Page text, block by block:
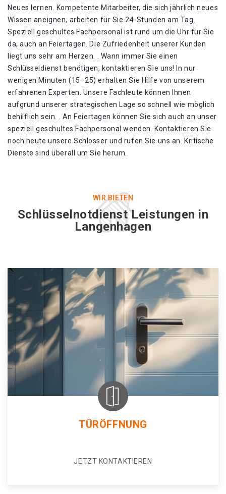
Neues lernen. Kompetente Mitarbeiter, die sich jährlich neues
Wissen aneignen, arbeiten für Sie 24-Stunden am Tag.
Speziell geschultes Fachpersonal ist rund um die Uhr für Sie
da, auch an Feiertagen. Die Zufriedenheit unserer Kunden
liegt uns sehr am Herzen. . Wann immer Sie einen
Schlüsseldienst benötigen, kontaktieren Sie uns! In nur
wenigen Minuten (15–25) erhalten Sie Hilfe von unserem
erfahrenen Experten. Unsere Fachleute können Ihnen
aufgrund unserer strategischen Lage so schnell wie möglich
behilflich sein. . An Feiertagen können Sie sich auch an unser
speziell geschultes Fachpersonal wenden. Kontaktieren Sie
noch heute unsere Schlosser und rufen Sie uns an. Kritische
Dienste sind überall um Sie herum.
WIR BIETEN
Schlüsselnotdienst Leistungen in
Langenhagen
TÜRÖFFNUNG
JETZT KONTAKTIEREN